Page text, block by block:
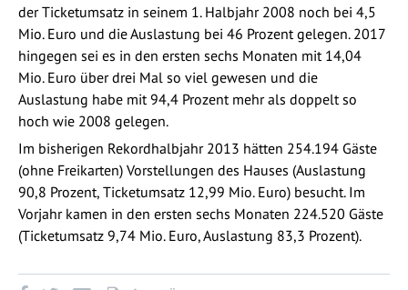
der Ticketumsatz in seinem 1. Halbjahr 2008 noch bei 4,5
Mio. Euro und die Auslastung bei 46 Prozent gelegen. 2017
hingegen sei es in den ersten sechs Monaten mit 14,04
Mio. Euro über drei Mal so viel gewesen und die
Auslastung habe mit 94,4 Prozent mehr als doppelt so
hoch wie 2008 gelegen.
Im bisherigen Rekordhalbjahr 2013 hätten 254.194 Gäste
(ohne Freikarten) Vorstellungen des Hauses (Auslastung
90,8 Prozent, Ticketumsatz 12,99 Mio. Euro) besucht. Im
Vorjahr kamen in den ersten sechs Monaten 224.520 Gäste
(Ticketumsatz 9,74 Mio. Euro, Auslastung 83,3 Prozent).